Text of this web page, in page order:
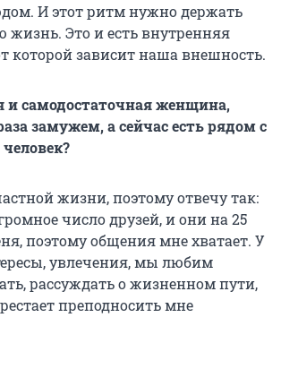
И этот ритм нужно держать
жизнь. Это и есть внутренняя
которой зависит наша внешность.
и самодостаточная женщина,
замужем, а сейчас есть рядом с
жизни, поэтому отвечу так:
число друзей, и они на 25
поэтому общения мне хватает. У
увлечения, мы любим
рассуждать о жизненном пути,
преподносить мне